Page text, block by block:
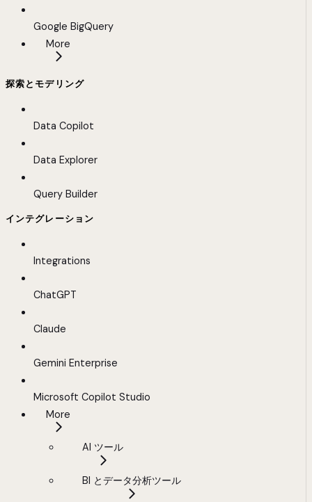
Google BigQuery
More
探索とモデリング
Data Copilot
Data Explorer
Query Builder
インテグレーション
Integrations
ChatGPT
Claude
Gemini Enterprise
Microsoft Copilot Studio
More
AI ツール
BI とデータ分析ツール